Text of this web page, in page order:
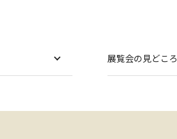
展覧会の見どころ